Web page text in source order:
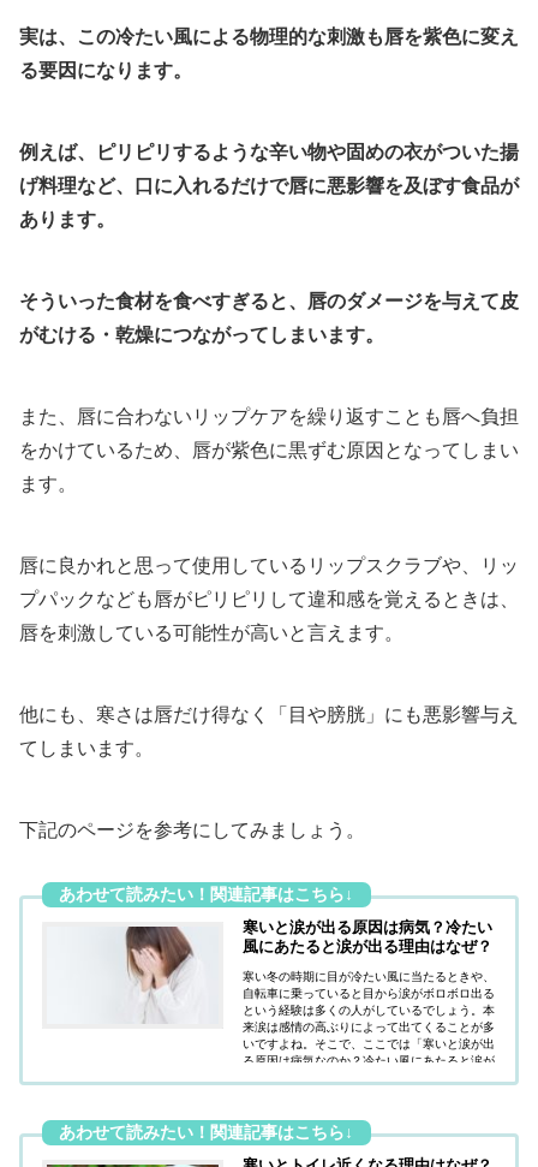
実は、この冷たい風による物理的な刺激も唇を紫色に変え
る要因になります。
例えば、ピリピリするような辛い物や固めの衣がついた揚
げ料理など、口に入れるだけで唇に悪影響を及ぼす食品が
あります。
そういった食材を食べすぎると、唇のダメージを与えて皮
がむける・乾燥につながってしまいます。
また、唇に合わないリップケアを繰り返すことも唇へ負担
をかけているため、唇が紫色に黒ずむ原因となってしまい
ます。
唇に良かれと思って使用しているリップスクラブや、リッ
プパックなども唇がピリピリして違和感を覚えるときは、
唇を刺激している可能性が高いと言えます。
他にも、寒さは唇だけ得なく「目や膀胱」にも悪影響与え
てしまいます。
下記のページを参考にしてみましょう。
寒いと涙が出る原因は病気？冷たい
風にあたると涙が出る理由はなぜ？
寒い冬の時期に目が冷たい風に当たるときや、
自転車に乗っていると目から涙がボロボロ出る
という経験は多くの人がしているでしょう。本
来涙は感情の高ぶりによって出てくることが多
いですよね。そこで、ここでは「寒いと涙が出
る原因は病気なのか？冷たい風にあたると涙が